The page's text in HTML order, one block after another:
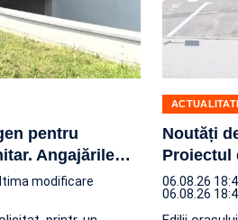
pentru
Angajările…
modificare
Noutăți
Proiectul
06.08.26
06.08.26